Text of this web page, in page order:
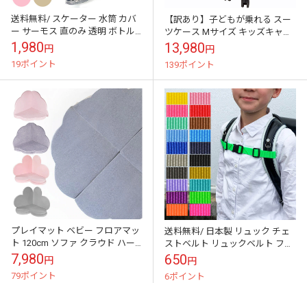
送料無料/ スケーター 水筒 カバ
ー サーモス 直のみ 透明 ボトル
ホルダー クリア 子供 肩紐 ショ
ルダー 水筒カバー ケース ...
1,980円
19ポイント
【訳あり】子どもが乗れる スー
ツケース Mサイズ キッズキャリ
ー 乗れるキャリー 子供用 かわい
い 子供乗れる キャリーケース
乗...
13,980円
139ポイント
プレイマット ベビー フロアマッ
ト 120cm ソファ クラウド ハー
ト グレー ピンク クッションマッ
ト コーナー 厚手 折りた...
7,980円
79ポイント
送料無料/ 日本製 リュック チェ
ストベルト リュックベルト フロ
ントストラップ バッグチェスト
650円
6ポイント